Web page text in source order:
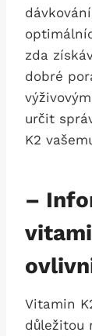
zda
dobré
určit
K2
–
Vitamin
důležitou